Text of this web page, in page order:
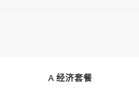
A 经济套餐